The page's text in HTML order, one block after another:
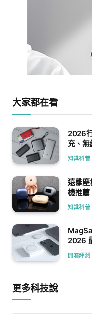
大家都在看
2026
充、無
知識科普
遠離塵
機推薦
知識科普
2026
開箱評測
更多科技說